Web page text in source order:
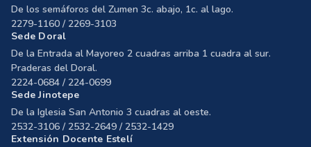
De los semáforos del Zumen 3c. abajo, 1c. al lago.
2279-1160 / 2269-3103
Sede Doral
De la Entrada al Mayoreo 2 cuadras arriba 1 cuadra al sur.
Praderas del Doral.
2224-0684 / 224-0699
Sede Jinotepe
De la Iglesia San Antonio 3 cuadras al oeste.
2532-3106 / 2532-2649 / 2532-1429
Extensión Docente Estelí